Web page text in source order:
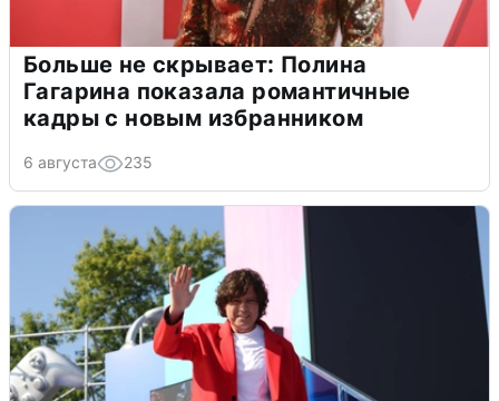
Больше не скрывает: Полина
Гагарина показала романтичные
кадры с новым избранником
6 августа 235